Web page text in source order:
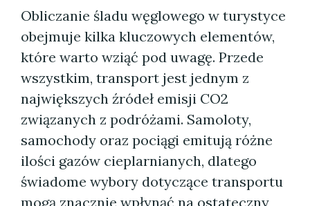
Obliczanie śladu węglowego w turystyce
obejmuje kilka kluczowych elementów,
które warto wziąć pod uwagę. Przede
wszystkim, transport jest jednym z
największych źródeł emisji CO2
związanych z podróżami. Samoloty,
samochody oraz pociągi emitują różne
ilości gazów cieplarnianych, dlatego
świadome wybory dotyczące transportu
mogą znacznie wpłynąć na ostateczny